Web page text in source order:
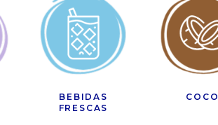
BEBIDAS
FRESCAS
COCO